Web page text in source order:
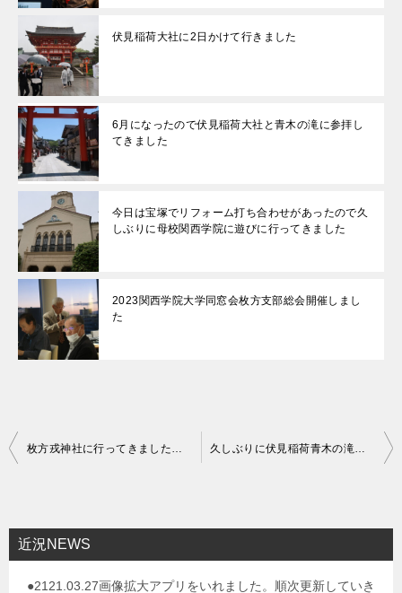
伏見稲荷大社に2日かけて行きました
6月になったので伏見稲荷大社と青木の滝に参拝し
てきました
今日は宝塚でリフォーム打ち合わせがあったので久
しぶりに母校関西学院に遊びに行ってきました
2023関西学院大学同窓会枚方支部総会開催しまし
た
投
ビ
ゲ
近況NEWS
●2121.03.27画像拡大アプリをいれました。順次更新していき